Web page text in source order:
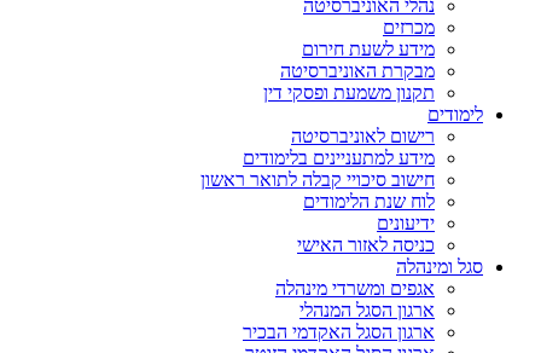
נהלי האוניברסיטה
מכרזים
מידע לשעת חירום
מבקרת האוניברסיטה
תקנון משמעת ופסקי דין
לימודים
רישום לאוניברסיטה
מידע למתעניינים בלימודים
חישוב סיכויי קבלה לתואר ראשון
לוח שנת הלימודים
ידיעונים
כניסה לאזור האישי
סגל ומינהלה
אגפים ומשרדי מינהלה
ארגון הסגל המנהלי
ארגון הסגל האקדמי הבכיר